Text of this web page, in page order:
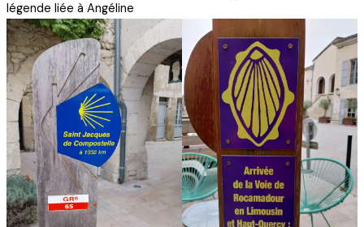
légende liée à Angéline